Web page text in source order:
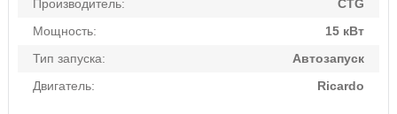
Производитель:
CTG
Мощность:
15 кВт
Тип запуска:
Автозапуск
Двигатель:
Ricardo